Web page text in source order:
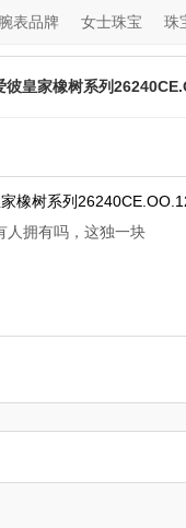
腕表品牌 女士珠宝 珠
皇家橡树系列
橡树系列
人拥有吗，这独一块